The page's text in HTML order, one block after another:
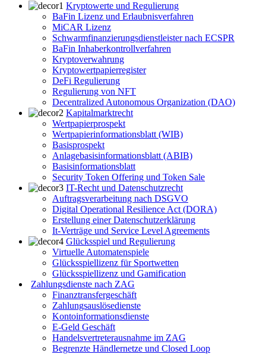
Kryptowerte und Regulierung
BaFin Lizenz und Erlaubnisverfahren
MiCAR Lizenz
Schwarmfinanzierungsdienstleister nach ECSPR
BaFin Inhaberkontrollverfahren
Kryptoverwahrung
Kryptowertpapierregister
DeFi Regulierung
Regulierung von NFT
Decentralized Autonomous Organization (DAO)
Kapitalmarktrecht
Wertpapierprospekt
Wertpapierinformationsblatt (WIB)
Basisprospekt
Anlagebasisinformationsblatt (ABIB)
Basisinformationsblatt
Security Token Offering und Token Sale
IT-Recht und Datenschutzrecht
Auftragsverarbeitung nach DSGVO
Digital Operational Resilience Act (DORA)
Erstellung einer Datenschutzerklärung
It-Verträge und Service Level Agreements
Glücksspiel und Regulierung
Virtuelle Automatenspiele
Glücksspiellizenz für Sportwetten
Glücksspiellizenz und Gamification
Zahlungsdienste nach ZAG
Finanztransfergeschäft
Zahlungsauslösedienste
Kontoinformationsdienste
E-Geld Geschäft
Handelsvertreterausnahme im ZAG
Begrenzte Händlernetze und Closed Loop